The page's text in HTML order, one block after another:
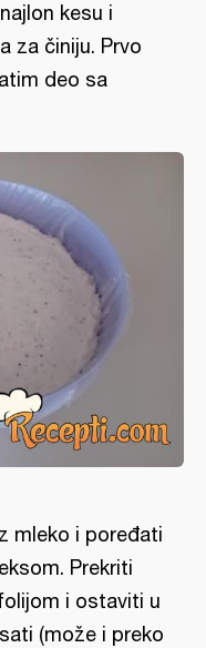
kesu i
za činiju. Prvo
deo sa
mleko i poređati
Prekriti
i ostaviti u
(može i preko